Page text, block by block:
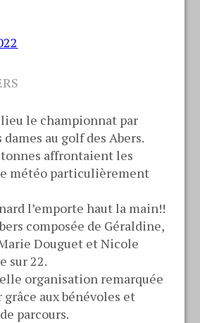
le championnat par
au golf des Abers.
affrontaient les
météo particulièrement
l’emporte haut la main!!
composée de Géraldine,
Douguet et Nicole
sur 22.
organisation remarquée
aux bénévoles et
parcours.